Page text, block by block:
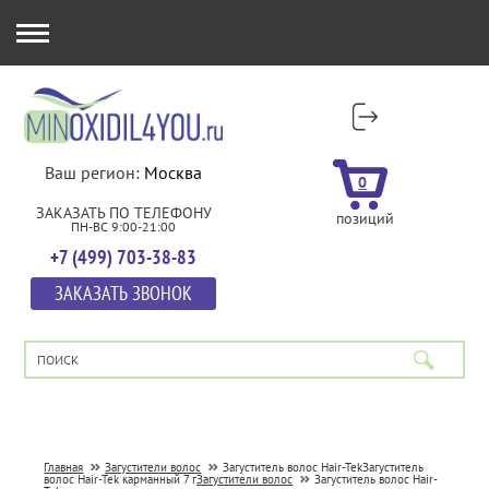
Ваш регион: Москва
ЗАКАЗАТЬ ПО ТЕЛЕФОНУ
ПН-ВС 9:00-21:00
+7 (499) 703-38-83
ЗАКАЗАТЬ ЗВОНОК
0
позиций
Главная Загустители волос Загуститель волос Hair-TekЗагуститель
волос Hair-Tek карманный 7 гЗагустители волос Загуститель волос Hair-